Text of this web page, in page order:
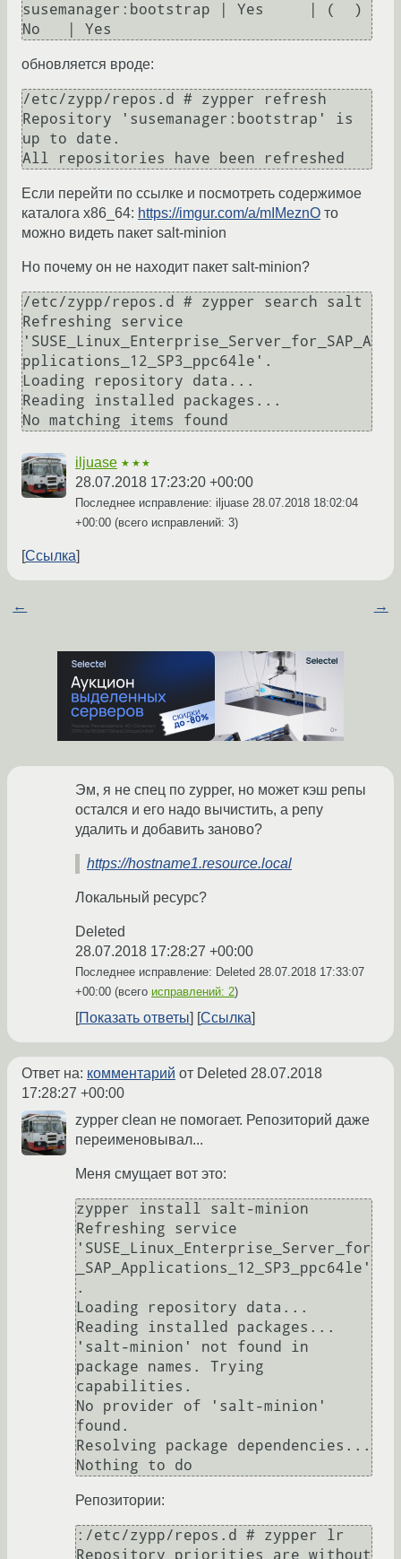
susemanager:bootstrap | Yes     | (  )
обновляется вроде:
/etc/zypp/repos.d # zypper refresh
Repository 'susemanager:bootstrap' is
up to date.
Если перейти по ссылке и посмотреть содержимое
каталога x86_64: https://imgur.com/a/mIMeznO то
можно видеть пакет salt-minion
Но почему он не находит пакет salt-minion?
/etc/zypp/repos.d # zypper search salt
Refreshing service
'SUSE_Linux_Enterprise_Server_for_SAP_A
pplications_12_SP3_ppc64le'.
Loading repository data...
Reading installed packages...
iljuase ★★★
28.07.2018 17:23:20 +00:00
Последнее исправление: iljuase 28.07.2018 18:02:04
+00:00 (всего исправлений: 3)
Ссылка
← →
Эм, я не спец по zypper, но может кэш репы
остался и его надо вычистить, а репу
удалить и добавить заново?
https://hostname1.resource.local
Локальный ресурс?
Deleted
28.07.2018 17:28:27 +00:00
Последнее исправление: Deleted 28.07.2018 17:33:07
+00:00 (всего исправлений: 2)
Показать ответы Ссылка
Ответ на: комментарий от Deleted 28.07.2018
17:28:27 +00:00
zypper clean не помогает. Репозиторий даже
переименовывал...
Меня смущает вот это:
zypper install salt-minion
Refreshing service
'SUSE_Linux_Enterprise_Server_for
_SAP_Applications_12_SP3_ppc64le'
.
Loading repository data...
Reading installed packages...
'salt-minion' not found in
package names. Trying
capabilities.
No provider of 'salt-minion'
found.
Resolving package dependencies...
Репозитории:
:/etc/zypp/repos.d # zypper lr
Repository priorities are without